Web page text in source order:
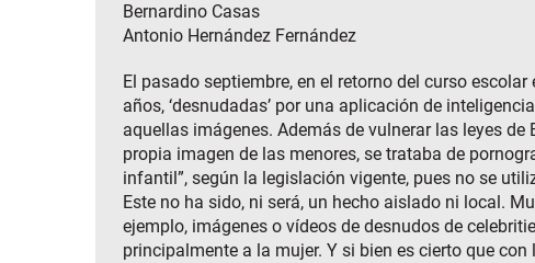
Bernardino Casas
Antonio Hernández Fernández
El pasado septiembre, en el retorno del curso
años, ‘desnudadas’ por una aplicación de
aquellas imágenes. Además de vulnerar las leyes
propia imagen de las menores, se trataba de
infantil”, según la legislación vigente, pues no se
Este no ha sido, ni será, un hecho aislado ni local.
ejemplo, imágenes o vídeos de desnudos de
principalmente a la mujer. Y si bien es cierto que